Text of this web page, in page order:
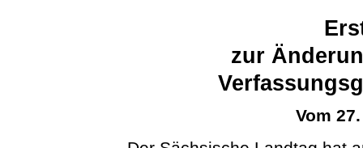
zur
Vom